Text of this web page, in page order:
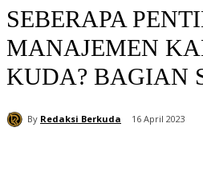
SEBERAPA
MANAJEMEN
KUDA? BAGIAN
By Redaksi Berkuda 16 April 2023